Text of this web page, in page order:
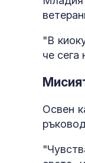
"В
че сега
Освен